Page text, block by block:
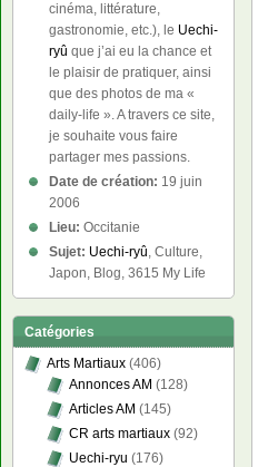
cinéma, littérature,
gastronomie, etc.), le Uechi-
ryû que j’ai eu la chance et
le plaisir de pratiquer, ainsi
que des photos de ma «
daily-life ». A travers ce site,
je souhaite vous faire
partager mes passions.
Date de création: 19 juin
2006
Lieu: Occitanie
Sujet: Uechi-ryû, Culture,
Japon, Blog, 3615 My Life
Catégories
Arts Martiaux (406)
Annonces AM (128)
Articles AM (145)
CR arts martiaux (92)
Uechi-ryu (176)